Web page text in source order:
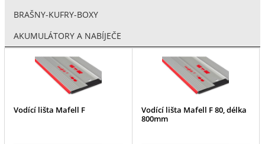
BRAŠNY-KUFRY-BOXY
AKUMULÁTORY A NABÍJEČE
Vodící lišta Mafell F
Vodící lišta Mafell F 80, délka
800mm